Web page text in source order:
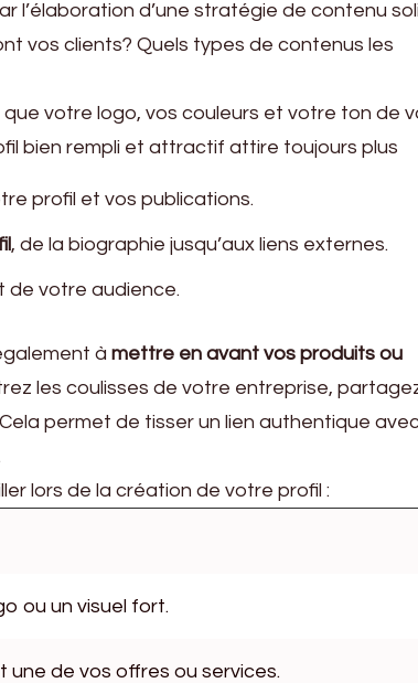
l’élaboration d’une stratégie de contenu
vos clients? Quels types de contenus les
que votre logo, vos couleurs et votre ton de
bien rempli et attractif attire toujours plus
profil et vos publications.
, de la biographie jusqu’aux liens externes.
de votre audience.
à mettre en avant vos produits ou
les coulisses de votre entreprise,
permet de tisser un lien authentique
lors de la création de votre profil :
ou un visuel fort.
une de vos offres ou services.